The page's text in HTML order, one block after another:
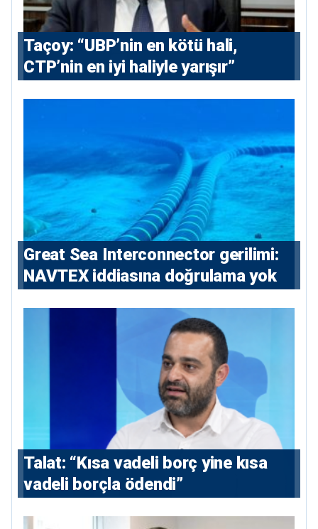
Taçoy: “UBP’nin en kötü hali,
CTP’nin en iyi haliyle yarışır”
Great Sea Interconnector gerilimi:
NAVTEX iddiasına doğrulama yok
Talat: “Kısa vadeli borç yine kısa
vadeli borçla ödendi”